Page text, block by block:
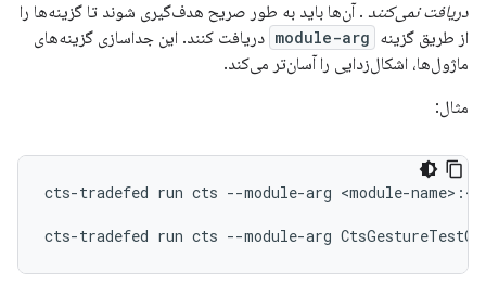
دریافت نمی‌کنند . آن‌ها باید به طور صریح هدف‌گیری شوند تا گزینه‌ها را
از طریق گزینه module-arg دریافت کنند. این جداسازی گزینه‌های
ماژول‌ها، اشکال‌زدایی را آسان‌تر می‌کند.
مثال:
cts-tradefed run cts --module-arg <module-
cts-tradefed run cts --module-arg